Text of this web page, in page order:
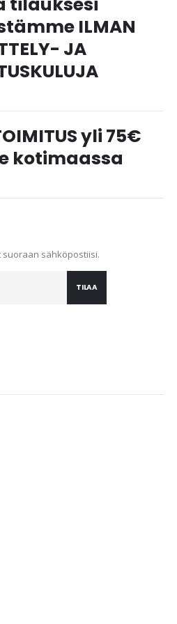
ILMAN
JA
yli 75€
kotimaassa
sähköpostiisi.
TILAA